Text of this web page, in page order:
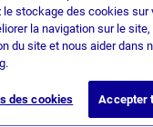
le stockage des cookies sur
la navigation sur le
du site et nous aider dans
des cookies Accepter